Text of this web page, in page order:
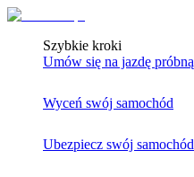
Szybkie kroki
Umów się na jazdę próbną
Wyceń swój samochód
Ubezpiecz swój samochód